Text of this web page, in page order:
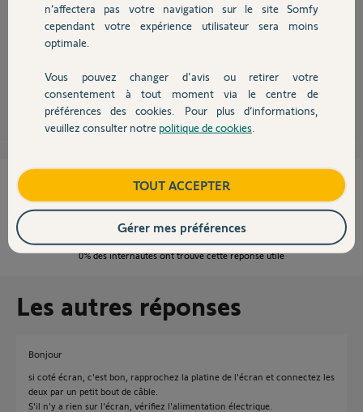
Devis avec un pro
Contact
Dans ce cas, il est possible que l'adaptateur électrique soit défectueux. Il
faudrait commencer par mesurer sa tension de sortie, si vous ne savez
pas faire, il faut le remplacer. Si ça ne fonctionne toujours pas, c'est le
Anonyme il y a presque 8 ans
Cette réponse vous a-t-elle aidé ?
NON
0%des internautes ont trouvé cette réponse utile
Les autres réponses
Bonjour
si coté écran, c'est bon, rapprochez la platine de l'écran et connectez les
deux par un petit bout de câble.
S'il n'y a rien sur l'écran, vérifiez l'alimentation électrique.
n’affectera pas votre navigation sur le site Somfy
cependant votre expérience utilisateur sera moins
optimale.
Vous pouvez changer d'avis ou retirer votre
consentement à tout moment via le centre de
préférences des cookies. Pour plus d’informations,
veuillez consulter notre politique de cookies
TOUT ACCEPTER
Gérer mes préférences